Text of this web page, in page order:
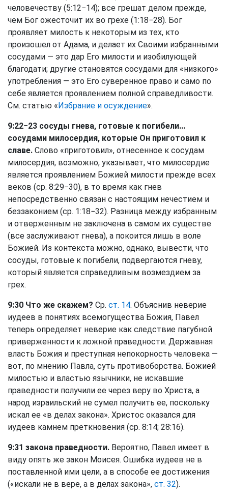
человечеству (5:12−14); все грешат делом прежде,
чем Бог ожесточит их во грехе (1:18−28). Бог
проявляет милость к некоторым из тех, кто
произошел от Адама, и делает их Своими избранными
сосудами — это дар Его милости и изобилующей
благодати; другие становятся сосудами для «низкого»
употребления — это Его суверенное право и само по
себе является проявлением полной справедливости.
См. статью «Избрание и осуждение».
9:22−23 сосуды гнева, готовые к погибели...
сосудами милосердия, которые Он приготовил к
славе. Слово «приготовил», отнесенное к сосудам
милосердия, возможно, указывает, что милосердие
является проявлением Божией милости прежде всех
веков (ср. 8:29−30), в то время как гнев
непосредственно связан с настоящим нечестием и
беззаконием (ср. 1:18−32). Разница между избранным
и отверженным не заключена в самом их существе
(все заслуживают гнева), а покоится лишь в воле
Божией. Из контекста можно, однако, вывести, что
сосуды, готовые к погибели, подвергаются гневу,
который является справедливым возмездием за
грех.
9:30 Что же скажем? Ср. ст. 14. Объяснив неверие
иудеев в понятиях всемогущества Божия, Павел
теперь определяет неверие как следствие пагубной
приверженности к ложной праведности. Державная
власть Божия и преступная непокорность человека —
вот, по мнению Павла, суть противоборства. Божией
милостью и властью язычники, не искавшие
праведности получили ее через веру во Христа, а
народ израильский не сумел получить ее, поскольку
искал ее «в делах закона». Христос оказался для
иудеев камнем преткновения (ср. 8:14; 28:16).
9:31 закона праведности. Вероятно, Павел имеет в
виду опять же закон Моисея. Ошибка иудеев не в
поставленной ими цели, а в способе ее достижения
(«искали не в вере, а в делах закона», ст. 32).